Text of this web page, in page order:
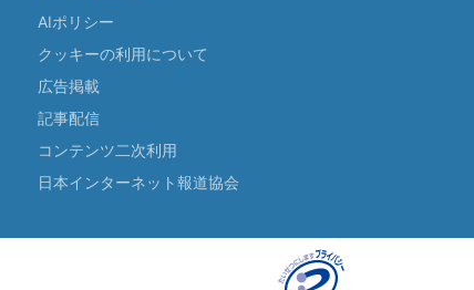
AIポリシー
クッキーの利用について
広告掲載
記事配信
コンテンツ二次利用
日本インターネット報道協会